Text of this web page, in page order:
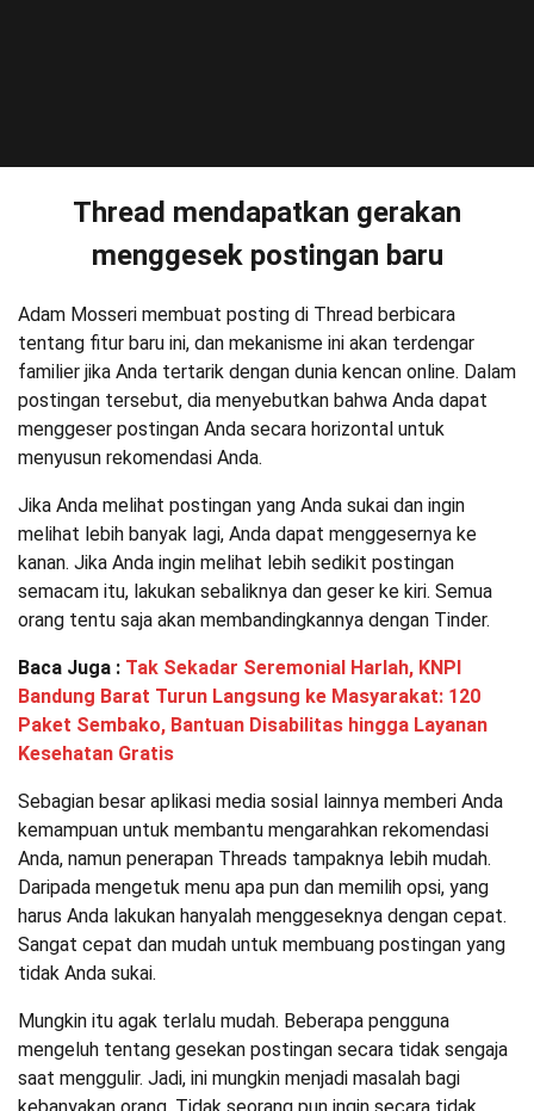
Thread mendapatkan gerakan
menggesek postingan baru
Adam Mosseri membuat posting di Thread berbicara
tentang fitur baru ini, dan mekanisme ini akan terdengar
familier jika Anda tertarik dengan dunia kencan online. Dalam
postingan tersebut, dia menyebutkan bahwa Anda dapat
menggeser postingan Anda secara horizontal untuk
menyusun rekomendasi Anda.
Jika Anda melihat postingan yang Anda sukai dan ingin
melihat lebih banyak lagi, Anda dapat menggesernya ke
kanan. Jika Anda ingin melihat lebih sedikit postingan
semacam itu, lakukan sebaliknya dan geser ke kiri. Semua
orang tentu saja akan membandingkannya dengan Tinder.
Baca Juga : Tak Sekadar Seremonial Harlah, KNPI
Bandung Barat Turun Langsung ke Masyarakat: 120
Paket Sembako, Bantuan Disabilitas hingga Layanan
Kesehatan Gratis
Sebagian besar aplikasi media sosial lainnya memberi Anda
kemampuan untuk membantu mengarahkan rekomendasi
Anda, namun penerapan Threads tampaknya lebih mudah.
Daripada mengetuk menu apa pun dan memilih opsi, yang
harus Anda lakukan hanyalah menggeseknya dengan cepat.
Sangat cepat dan mudah untuk membuang postingan yang
tidak Anda sukai.
Mungkin itu agak terlalu mudah. Beberapa pengguna
mengeluh tentang gesekan postingan secara tidak sengaja
saat menggulir. Jadi, ini mungkin menjadi masalah bagi